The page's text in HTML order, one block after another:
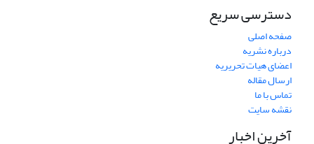
دسترسی سریع
صفحه اصلی
درباره نشریه
اعضای هیات تحریریه
ارسال مقاله
تماس با ما
نقشه سایت
آخرین اخبار